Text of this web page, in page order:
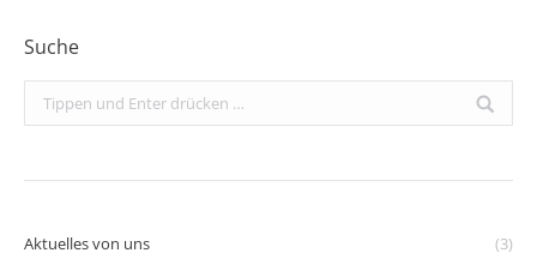
Suche
Search:
Aktuelles von uns
(3)